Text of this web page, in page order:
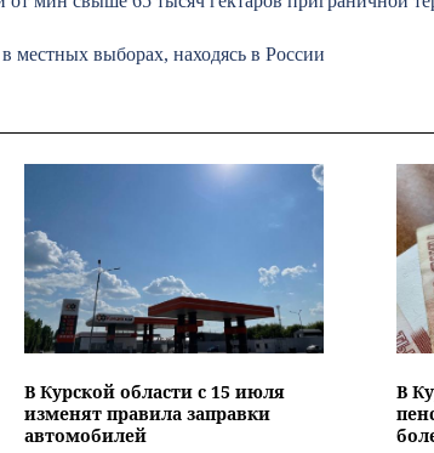
местных выборах, находясь в России
В Курской области с 15 июля
изменят правила заправки
автомобилей
В